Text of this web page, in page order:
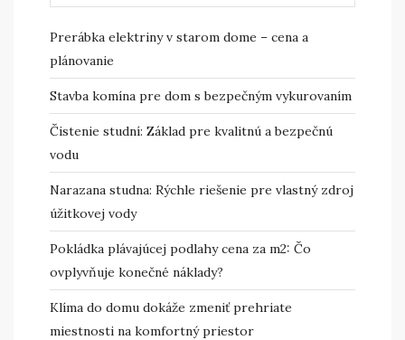
Prerábka elektriny v starom dome – cena a
plánovanie
Stavba komína pre dom s bezpečným vykurovaním
Čistenie studní: Základ pre kvalitnú a bezpečnú
vodu
Narazana studna: Rýchle riešenie pre vlastný zdroj
úžitkovej vody
Pokládka plávajúcej podlahy cena za m2: Čo
ovplyvňuje konečné náklady?
Klíma do domu dokáže zmeniť prehriate
miestnosti na komfortný priestor